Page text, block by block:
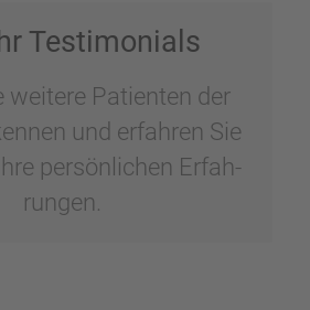
Testi­mo­ni­als
weitere Patien­ten der
und erfah­ren Sie
persön­li­chen Erfah­
run­gen.